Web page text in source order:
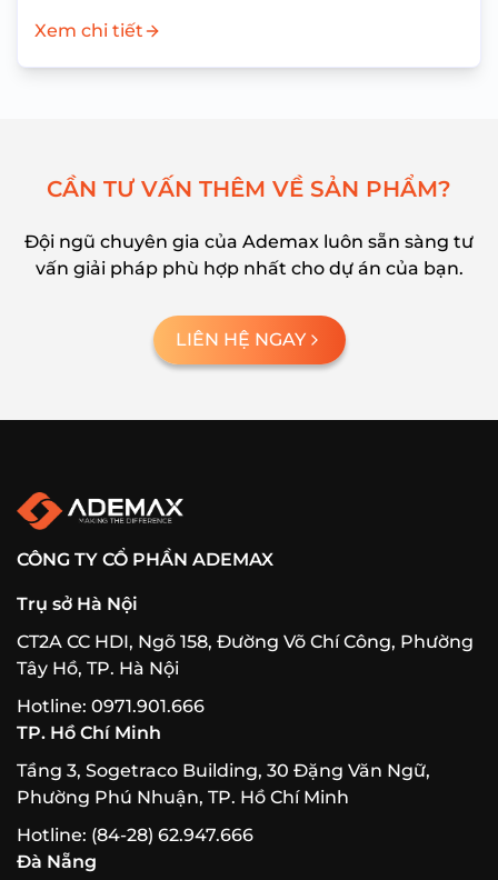
Xem chi tiết
CẦN TƯ VẤN THÊM VỀ SẢN PHẨM?
Đội ngũ chuyên gia của Ademax luôn sẵn sàng tư
vấn giải pháp phù hợp nhất cho dự án của bạn.
LIÊN HỆ NGAY
CÔNG TY CỔ PHẦN ADEMAX
Trụ sở Hà Nội
CT2A CC HDI, Ngõ 158, Đường Võ Chí Công, Phường
Tây Hồ, TP. Hà Nội
Hotline: 0971.901.666
TP. Hồ Chí Minh
Tầng 3, Sogetraco Building, 30 Đặng Văn Ngữ,
Phường Phú Nhuận, TP. Hồ Chí Minh
Hotline: (84-28) 62.947.666
Đà Nẵng